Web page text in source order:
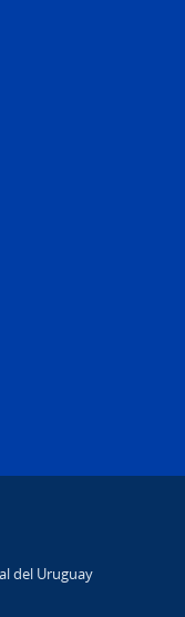
del Uruguay